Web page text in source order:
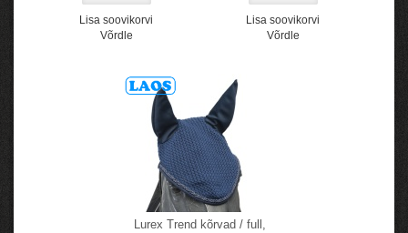
Lisa soovikorvi
Võrdle
Lisa soovikorvi
Võrdle
Lurex Trend kõrvad / full,